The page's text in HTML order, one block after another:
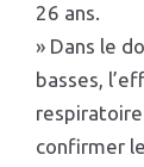
26 ans.
» Dans le
basses,
respiratoire
confirmer